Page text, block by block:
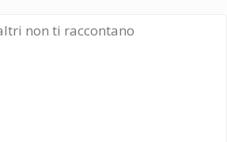
non ti raccontano